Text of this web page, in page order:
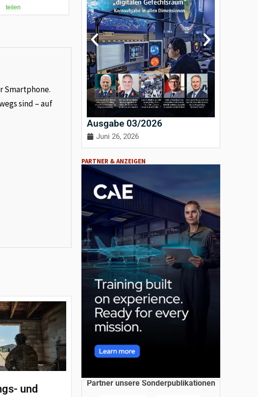
teilen
Smartphone.
sind – auf
und
Ausgabe 03/2026
Juni 26, 2026
PARTNER & ANZEIGEN
Partner unsere Sonderpublikationen